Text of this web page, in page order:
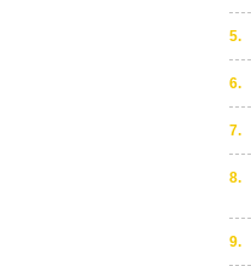
5.
6.
7.
8.
9.